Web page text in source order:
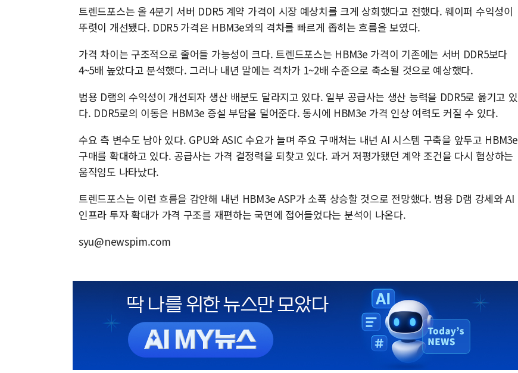
트렌드포스는 올 4분기 서버 DDR5 계약 가격이 시장 예상치를 크게 상회했다고 전했다. 웨이퍼 수익성이
뚜렷이 개선됐다. DDR5 가격은 HBM3e와의 격차를 빠르게 좁히는 흐름을 보였다.
가격 차이는 구조적으로 줄어들 가능성이 크다. 트렌드포스는 HBM3e 가격이 기존에는 서버 DDR5보다
4~5배 높았다고 분석했다. 그러나 내년 말에는 격차가 1~2배 수준으로 축소될 것으로 예상했다.
범용 D램의 수익성이 개선되자 생산 배분도 달라지고 있다. 일부 공급사는 생산 능력을 DDR5로 옮기고 있
다. DDR5로의 이동은 HBM3e 증설 부담을 덜어준다. 동시에 HBM3e 가격 인상 여력도 커질 수 있다.
수요 측 변수도 남아 있다. GPU와 ASIC 수요가 늘며 주요 구매처는 내년 AI 시스템 구축을 앞두고 HBM3e
구매를 확대하고 있다. 공급사는 가격 결정력을 되찾고 있다. 과거 저평가됐던 계약 조건을 다시 협상하는
움직임도 나타났다.
트렌드포스는 이런 흐름을 감안해 내년 HBM3e ASP가 소폭 상승할 것으로 전망했다. 범용 D램 강세와 AI
인프라 투자 확대가 가격 구조를 재편하는 국면에 접어들었다는 분석이 나온다.
syu@newspim.com